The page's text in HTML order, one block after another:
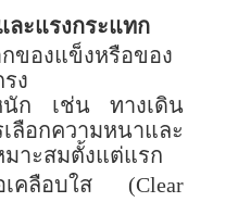
ะแรงกระแทก
กของแข็งหรือของ
ง
นัก เช่น ทางเดิน
ลือกความหนาและ
มาะสมตั้งแต่แรก
อเคลือบใส (Clear